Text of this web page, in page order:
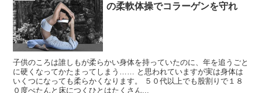
の柔軟体操でコラーゲンを守れ
子供のころは誰しもが柔らかい身体を持っていたのに、年を追うごと
に硬くなってかたまってしまう…… と思われていますが実は身体は
いくつになっても柔らかくなります。 ５０代以上でも股割りで１８
０度ぺたんと床につくひとはたくさん...